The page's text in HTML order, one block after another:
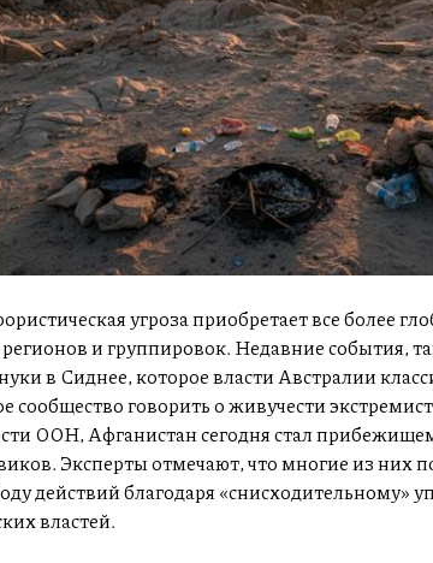
угроза приобретает все более
и группировок. Недавние события,
в Сиднее, которое власти Австралии
сообщество говорить о живучести
ООН, Афганистан сегодня стал
Эксперты отмечают, что многие из них
действий благодаря «снисходительному»
властей.